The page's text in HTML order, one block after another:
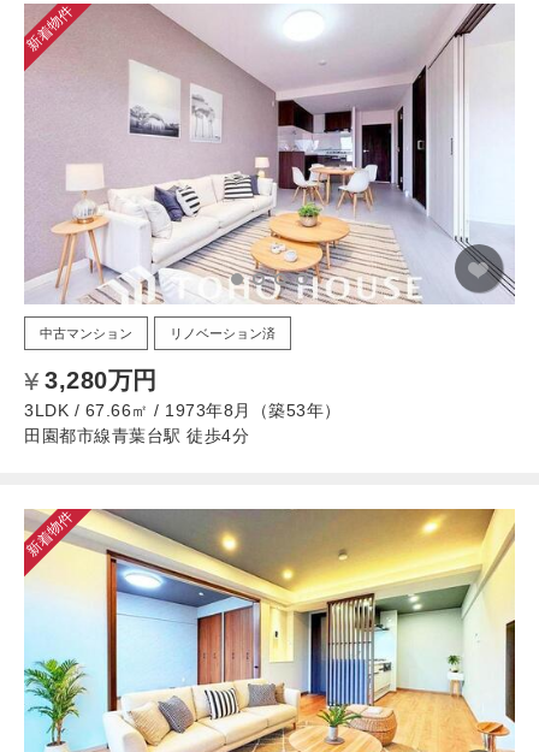
新着物件
中古マンション リノベーション済
3,280万円
3LDK / 67.66㎡ / 1973年8月（築53年）
田園都市線青葉台駅 徒歩4分
新着物件